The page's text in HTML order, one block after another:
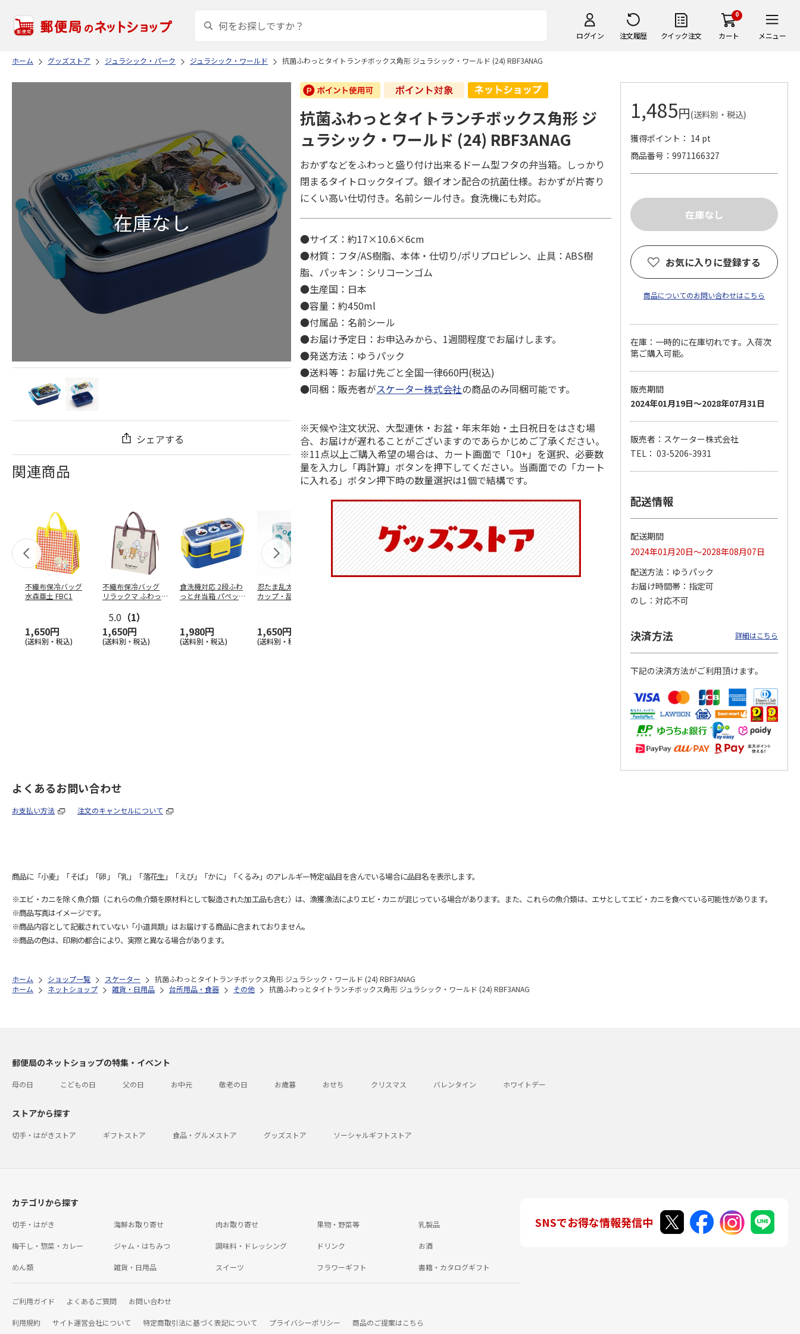
ログイン 注文履歴 クイック注文
0
カート メニュー
ホーム グッズストア ジュラシック・パーク ジュラシック・ワールド 抗菌ふわっとタイトランチボックス角形 ジュラシック・ワールド (24) RBF3ANAG
シェアする
関連商品
不織布保冷バッグ
水森亜土 FBC1
1,650円
(送料別・税込)
不織布保冷バッグ
リラックマ ふわっ
5.0 （1）
1,650円
(送料別・税込)
食洗機対応 2段ふわ
っと弁当箱 パペッ
1,980円
(送料別・税込)
忍たま乱太郎 マグ
カップ・乱太郎・き
1,650円
(送料別・税込)
コーデュロイ生地ラ
ンチバッグ ハロー
キティ KCOB2
2,200円
(送料別・税込)
4,510円
(送料別・税込)
抗菌ふわっとタイトランチボックス角形 ジ
ュラシック・ワールド (24) RBF3ANAG
おかずなどをふわっと盛り付け出来るドーム型フタの弁当箱。しっかり
閉まるタイトロックタイプ。銀イオン配合の抗菌仕様。おかずが片寄り
にくい高い仕切付き。名前シール付き。食洗機にも対応。
●サイズ：約17×10.6×6cm
●材質：フタ/AS樹脂、本体・仕切り/ポリプロピレン、止具：ABS樹
脂、パッキン：シリコーンゴム
●生産国：日本
●容量：約450ml
●付属品：名前シール
●お届け予定日：お申込みから、1週間程度でお届けします。
●発送方法：ゆうパック
●送料等：お届け先ごと全国一律660円(税込)
●同梱：販売者がスケーター株式会社の商品のみ同梱可能です。
※天候や注文状況、大型連休・お盆・年末年始・土日祝日をはさむ場
合、お届けが遅れることがございますのであらかじめご了承ください。
※11点以上ご購入希望の場合は、カート画面で「10+」を選択、必要数
量を入力し「再計算」ボタンを押下してください。当画面での「カート
に入れる」ボタン押下時の数量選択は1個で結構です。
1,485円(送料別・税込)
獲得ポイント： 14 pt
商品番号
9971166327
お気に入りに登録する
商品についてのお問い合わせはこちら
在庫：一時的に在庫切れです。入荷次
第ご購入可能。
販売期間
2024年01月19日～2028年07月31日
販売者：スケーター株式会社
TEL： 03-5206-3931
配送情報
配送期間
2024年01月20日～2028年08月07日
配送方法
ゆうパック
お届け時間帯
指定可
のし
対応不可
決済方法 詳細はこちら
下記の決済方法がご利用頂けます。
よくあるお問い合わせ
お支払い方法 注文のキャンセルについて
商品に「小麦」「そば」「卵」「乳」「落花生」「えび」「かに」「くるみ」のアレルギー特定8品目を含んでいる場合に品目名を表示します。
※エビ・カニを除く魚介類（これらの魚介類を原材料として製造された加工品も含む）は、漁獲漁法によりエビ・カニが混じっている場合があります。また、これらの魚介類は、エサとしてエビ・カニを食べている可能性があります。
※商品写真はイメージです。
※商品内容として記載されていない「小道具類」はお届けする商品に含まれておりません。
※商品の色は、印刷の都合により、実際と異なる場合があります。
ホーム ショップ一覧 スケーター
抗菌ふわっとタイトランチボックス角形 ジュラシック・ワールド (24) RBF3ANAG
ホーム
ネットショップ 雑貨・日用品 台所用品・食器 その他 抗菌ふわっとタイトランチボックス角形 ジュラシック・ワールド (24) RBF3ANAG
郵便局のネットショップの特集・イベント
母の日 こどもの日 父の日 お中元 敬老の日 お歳暮 おせち クリスマス バレンタイン ホワイトデー
ストアから探す
切手・はがきストア ギフトストア 食品・グルメストア グッズストア ソーシャルギフトストア
カテゴリから探す
切手・はがき 海鮮お取り寄せ 肉お取り寄せ 果物・野菜等 乳製品
梅干し・惣菜・カレー ジャム・はちみつ 調味料・ドレッシング ドリンク お酒
めん類 雑貨・日用品 スイーツ フラワーギフト 書籍・カタログギフト
ご利用ガイド よくあるご質問 お問い合わせ
利用規約 サイト運営会社について 特定商取引法に基づく表記について プライバシーポリシー 商品のご提案はこちら
SNSでお得な情報発信中